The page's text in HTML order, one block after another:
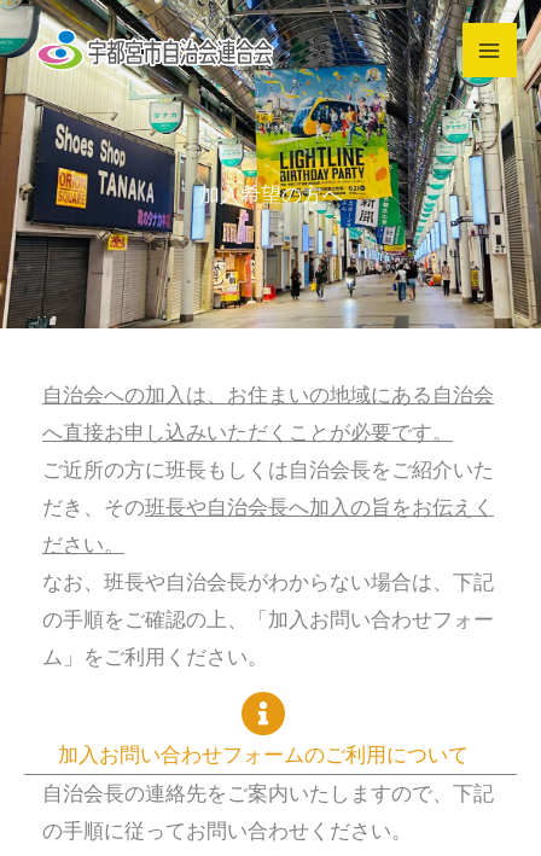
内
容
を
ス
キ
ッ
プ
加入希望の方へ
自治会への加入は、お住まいの地域にある自治会
へ直接お申し込みいただくことが必要です。
ご近所の方に班長もしくは自治会長をご紹介いた
だき、その班長や自治会長へ加入の旨をお伝えく
ださい。
なお、班長や自治会長がわからない場合は、下記
の手順をご確認の上、「加入お問い合わせフォー
ム」をご利用ください。
加入お問い合わせフォームのご利用について
自治会長の連絡先をご案内いたしますので、下記
の手順に従ってお問い合わせください。